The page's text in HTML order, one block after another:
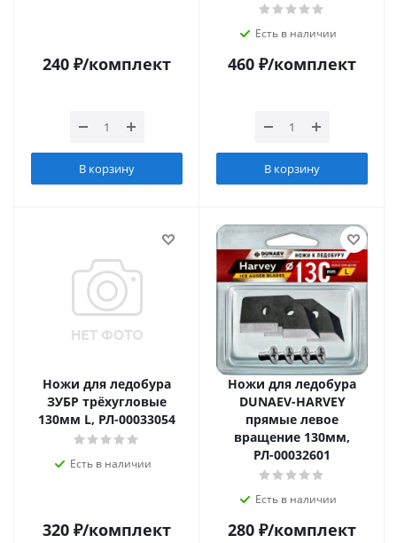
240 ₽/комплект
В корзину
Есть в наличии
460 ₽/комплект
В корзину
Ножи для ледобура
ЗУБР трёхугловые
130мм L, РЛ-00033054
Есть в наличии
320 ₽/комплект
Ножи для ледобура
DUNAEV-HARVEY
прямые левое
вращение 130мм,
РЛ-00032601
Есть в наличии
280 ₽/комплект